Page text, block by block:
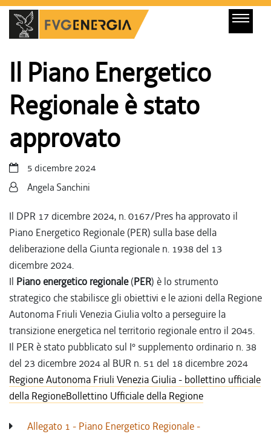
Il Piano Energetico
Regionale è stato
approvato
5 dicembre 2024
Angela Sanchini
Il DPR 17 dicembre 2024, n. 0167/Pres ha approvato il
Piano Energetico Regionale (PER) sulla base della
deliberazione della Giunta regionale n. 1938 del 13
dicembre 2024.
Il Piano energetico regionale(PER) è lo strumento
strategico che stabilisce gli obiettivi e le azioni della Regione
Autonoma Friuli Venezia Giulia volto a perseguire la
transizione energetica nel territorio regionale entro il 2045.
Il PER è stato pubblicato sul I° supplemento ordinario n. 38
del 23 dicembre 2024 al BUR n. 51 del 18 dicembre 2024
Regione Autonoma Friuli Venezia Giulia - bollettino ufficiale
della RegioneBollettino Ufficiale della Regione
Allegato 1 - Piano Energetico Regionale -